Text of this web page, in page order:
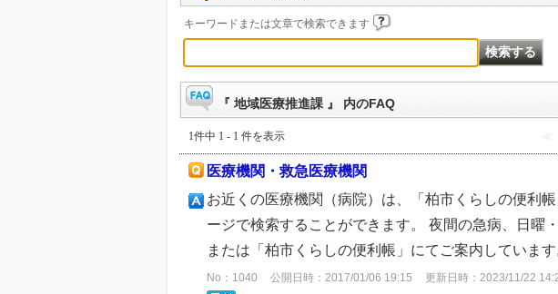
キーワードまたは文章で検索できます
『 地域医療推進課 』 内のFAQ
1件中 1 - 1 件を表示 ≪
医療機関・救急医療機関
お近くの医療機関（病院）は、「柏市くらしの便利
ージで検索することができます。 夜間の急病、日曜
または「柏市くらしの便利帳」にてご案内していま
No：1040 公開日時：2017/01/06 19:15 更新日時：2023/11/22